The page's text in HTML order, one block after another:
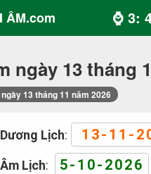
ÂM.com ⌚ 3:
ngày 13 tháng
13 tháng 11 năm 2026
Dương Lịch: 13-11-
Âm Lịch: 5-10-2026